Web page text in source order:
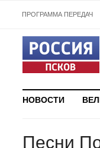
ПРОГРАММА ПЕРЕДАЧ
НОВОСТИ
Песни